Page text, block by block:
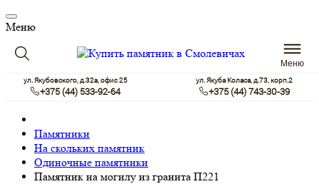
Меню
Меню
ул. Якубовского, д.32а, офис 25
+375 (44) 533-92-64
ул. Якуба Коласа, д.73, корп.2
+375 (44) 743-30-39
Памятники
На скольких памятник
Одиночные памятники
Памятник на могилу из гранита П221